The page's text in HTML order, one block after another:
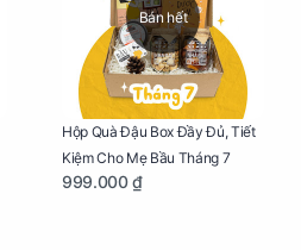
Bán hết
Hộp Quà Đậu Box Đầy Đủ, Tiết
Kiệm Cho Mẹ Bầu Tháng 7
999.000 ₫